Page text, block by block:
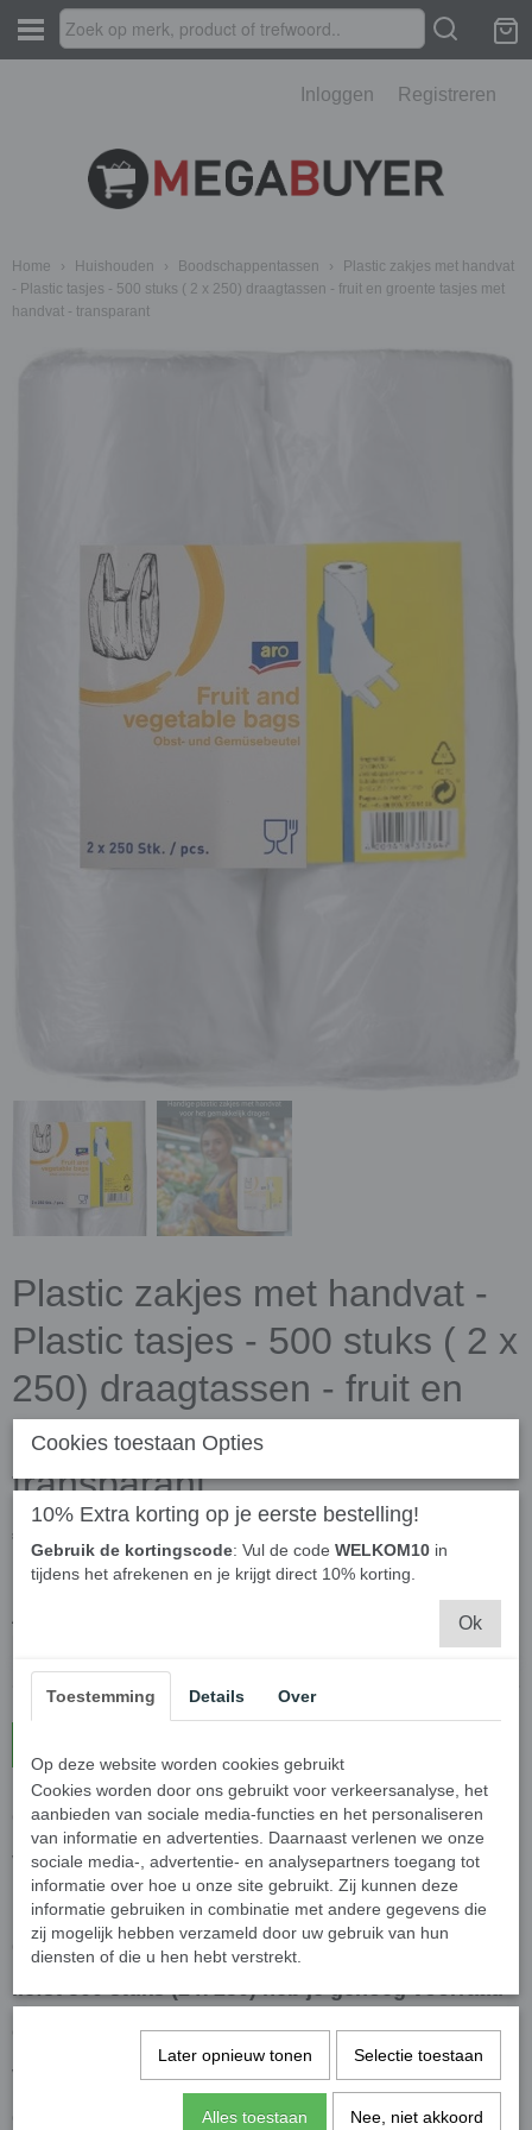
Inloggen Registreren
Home › Huishouden › Boodschappentassen ›
Plastic zakjes met handvat
- Plastic tasjes - 500 stuks ( 2 x 250) draagtassen - fruit en groente tasjes met
handvat - transparant
Plastic zakjes met handvat -
Plastic tasjes - 500 stuks ( 2 x
250) draagtassen - fruit en
groente tasjes met handvat -
transparant
€ 17,95 (inclusief btw 21%)
Op voorraad
Aantal
Op zoek naar handige plastic zakjes met handvat
voor het verpakken van fruit, groenten of andere
producten? Dan zijn deze transparante
draagtassen precies wat je nodig hebt! Met maar
liefst 500 stuks (2 x 250) heb je genoeg voorraad
om voorlopig vooruit te kunnen. Maak het
verpakken en dragen van je producten een stuk
eenvoudiger met deze handige plastic tasjes!
Cookies toestaan Opties
10% Extra korting op je eerste bestelling!
Gebruik de kortingscode: Vul de code WELKOM10 in
tijdens het afrekenen en je krijgt direct 10% korting.
Ok
Toestemming Details Over
Op deze website worden cookies gebruikt
Cookies worden door ons gebruikt voor verkeersanalyse, het
aanbieden van sociale media-functies en het personaliseren
van informatie en advertenties. Daarnaast verlenen we onze
sociale media-, advertentie- en analysepartners toegang tot
informatie over hoe u onze site gebruikt. Zij kunnen deze
informatie gebruiken in combinatie met andere gegevens die
zij mogelijk hebben verzameld door uw gebruik van hun
diensten of die u hen hebt verstrekt.
Later opnieuw tonen Selectie toestaan
Alles toestaan Nee, niet akkoord